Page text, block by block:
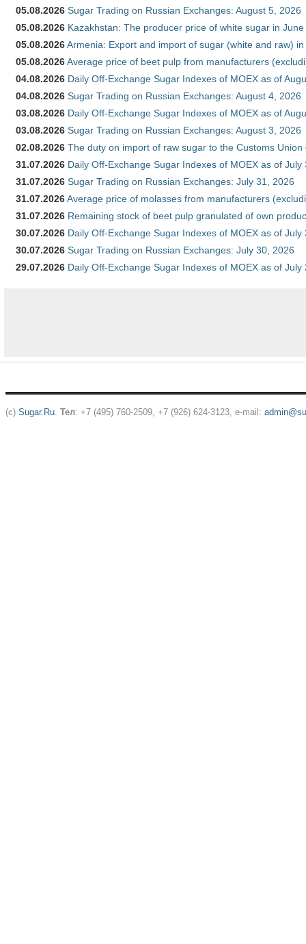
05.08.2026 Sugar Trading on Russian Exchanges: August 5, 2026
05.08.2026 Kazakhstan: The producer price of white sugar in
05.08.2026Armenia: Export and import of sugar (white and raw)
05.08.2026Average price of beet pulp from manufacturers
04.08.2026 Daily Off-Exchange Sugar Indexes of MOEX as of
04.08.2026 Sugar Trading on Russian Exchanges: August 4, 2026
03.08.2026 Daily Off-Exchange Sugar Indexes of MOEX as of
03.08.2026 Sugar Trading on Russian Exchanges: August 3, 2026
02.08.2026 The duty on import of raw sugar to the Customs
31.07.2026 Daily Off-Exchange Sugar Indexes of MOEX as of July
31.07.2026 Sugar Trading on Russian Exchanges: July 31, 2026
31.07.2026Average price of molasses from manufacturers
31.07.2026 Remaining stock of beet pulp granulated of own
30.07.2026 Daily Off-Exchange Sugar Indexes of MOEX as of July
30.07.2026 Sugar Trading on Russian Exchanges: July 30, 2026
29.07.2026 Daily Off-Exchange Sugar Indexes of MOEX as of July
(c) Sugar.Ru. Тел: +7 (495) 760-2509, +7 (926) 624-3123, e-mail: